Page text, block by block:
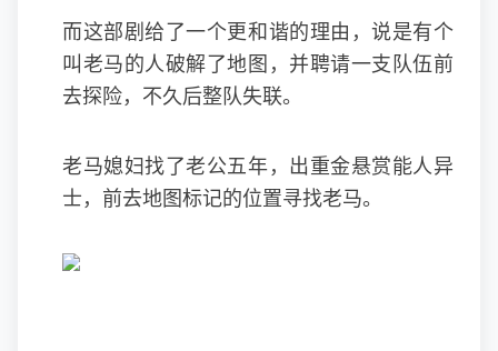
而这部剧给了一个更和谐的理由，说是有个
叫老马的人破解了地图，并聘请一支队伍前
去探险，不久后整队失联。
老马媳妇找了老公五年，出重金悬赏能人异
士，前去地图标记的位置寻找老马。